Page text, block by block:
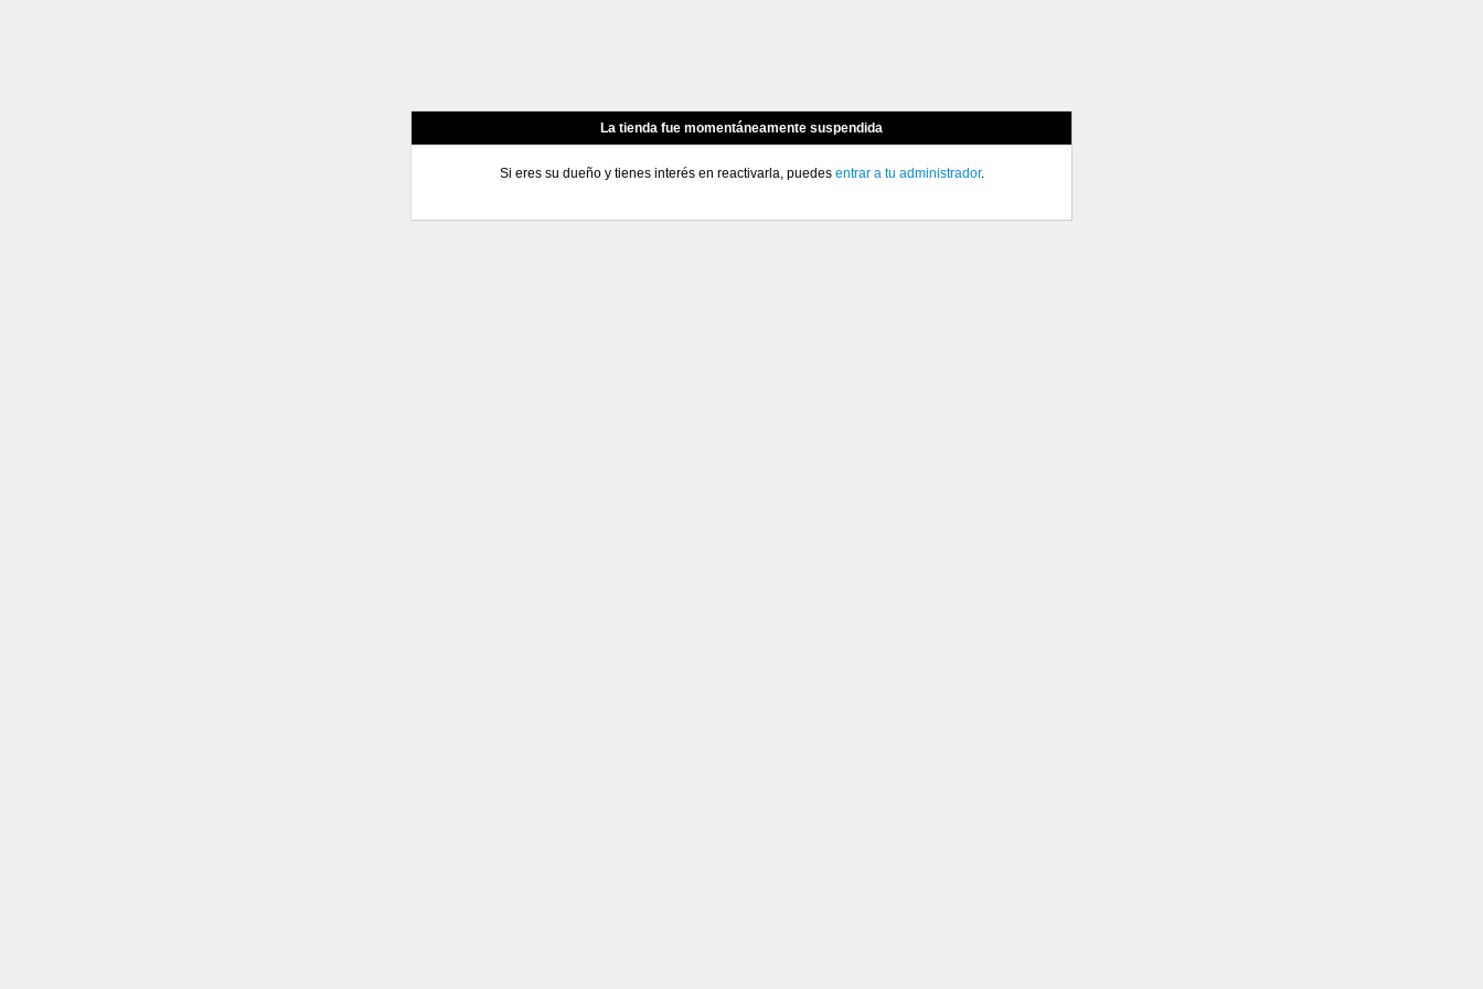
La tienda fue momentáneamente suspendida
Si eres su dueño y tienes interés en reactivarla, puedes entrar a tu administrador.